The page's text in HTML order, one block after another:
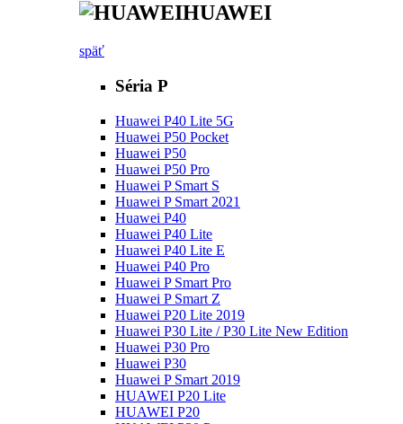
HUAWEI
späť
Séria P
Huawei P40 Lite 5G
Huawei P50 Pocket
Huawei P50
Huawei P50 Pro
Huawei P Smart S
Huawei P Smart 2021
Huawei P40
Huawei P40 Lite
Huawei P40 Lite E
Huawei P40 Pro
Huawei P Smart Pro
Huawei P Smart Z
Huawei P20 Lite 2019
Huawei P30 Lite / P30 Lite New Edition
Huawei P30 Pro
Huawei P30
Huawei P Smart 2019
HUAWEI P20 Lite
HUAWEI P20